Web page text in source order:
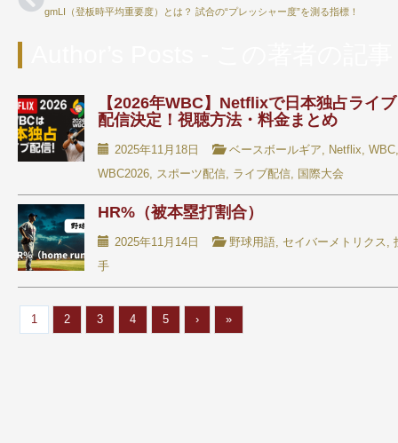
gmLI（登板時平均重要度）とは？ 試合の“プレッシャー度”を測る指標！
【2026年WBC】Netflixで日本独占ライブ
配信決定！視聴方法・料金まとめ
2025年11月18日 ベースボールギア Netflix WBC
WBC2026
スポーツ配信 ライブ配信 国際大会
HR%（被本塁打割合）
2025年11月14日 野球用語 セイバーメトリクス
手
1 2 3 4 5 › »